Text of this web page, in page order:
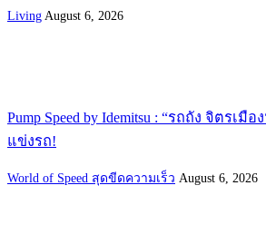
Living August 6, 2026
Pump Speed by Idemitsu : “รถถัง จิตรเ
แข่งรถ!
World of Speed สุดขีดความเร็ว August 6, 2026